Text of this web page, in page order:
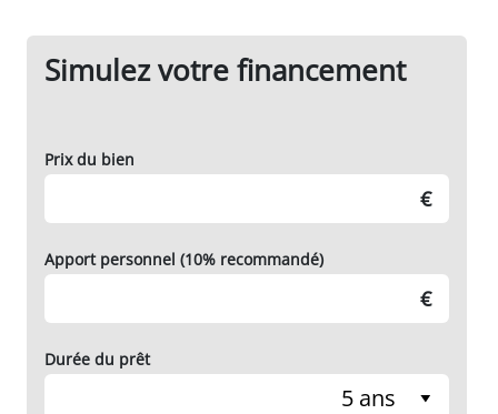
Simulez votre financement
Prix du bien
€
Apport personnel (10% recommandé)
€
Durée du prêt
5 ans